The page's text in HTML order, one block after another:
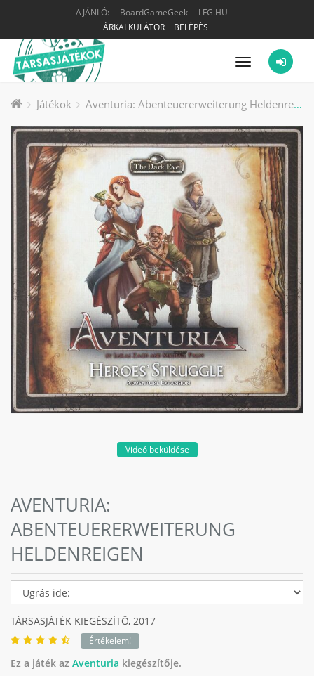
AJÁNLÓ: BoardGameGeek
LFG.HU
ÁRKALKULÁTOR
BELÉPÉS
Menü
Játékok Aventuria: Abenteuererweiterung Heldenreigen társasjáték kiegészítő
Videó beküldése
AVENTURIA:
ABENTEUERERWEITERUNG
HELDENREIGEN
TÁRSASJÁTÉK KIEGÉSZÍTŐ, 2017
Értékelem!
Ez a játék az Aventuria kiegészítője.